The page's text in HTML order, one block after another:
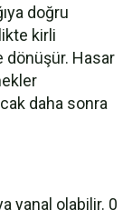
doğru
kirli
dönüşür. Hasar
daha sonra
yanal olabilir. 0